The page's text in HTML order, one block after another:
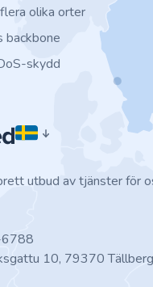
olika orter
backbone
skydd
utbud av tjänster för
10, 79370 Tällberg